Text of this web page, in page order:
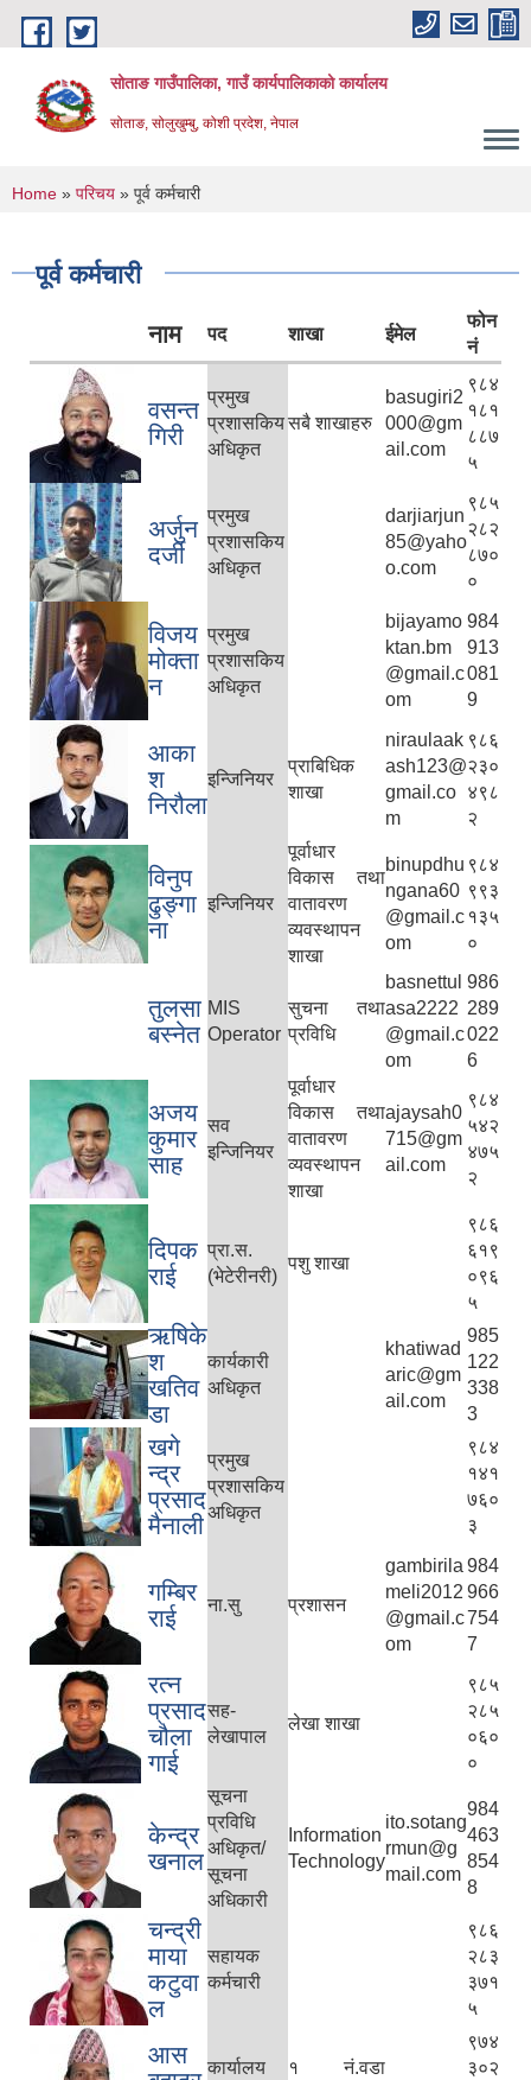
Skip to main content
सोताङ गाउँपालिका, गाउँ कार्यपालिकाको कार्यालय
सोताङ, सोलुखुम्बु, कोशी प्रदेश, नेपाल
You are here
Home » परिचय » पूर्व कर्मचारी
पूर्व कर्मचारी
नाम पद शाखा ईमेल
फोन
नं
वसन्त
गिरी
प्रमुख
प्रशासकिय
अधिकृत
सबै शाखाहरु
basugiri2
000@gm
ail.com
९८४
१८१
८८७
५
अर्जुन
दर्जी
प्रमुख
प्रशासकिय
अधिकृत
darjiarjun
85@yaho
o.com
९८५
२८२
८७०
०
विजय
मोक्ता
न
प्रमुख
प्रशासकिय
अधिकृत
bijayamo
ktan.bm
@gmail.c
om
984
913
081
9
आका
श
निरौला
इन्जिनियर
प्राबिधिक
शाखा
niraulaak
ash123@
gmail.co
m
९८६
२३०
४९८
२
विनुप
ढुङ्गा
ना
इन्जिनियर
पूर्वाधार
विकास तथा
वातावरण
व्यवस्थापन
शाखा
binupdhu
ngana60
@gmail.c
om
९८४
९९३
१३५
०
तुलसा
बस्नेत
MIS
Operator
सुचना तथा
प्रविधि
basnettul
asa2222
@gmail.c
om
986
289
022
6
अजय
कुमार
साह
सव
इन्जिनियर
पूर्वाधार
विकास तथा
वातावरण
व्यवस्थापन
शाखा
ajaysah0
715@gm
ail.com
९८४
५४२
४७५
२
दिपक
राई
प्रा.स.
(भेटेरीनरी)
पशु शाखा
९८६
६१९
०९६
५
ऋषिके
श
खतिव
डा
कार्यकारी
अधिकृत
khatiwad
aric@gm
ail.com
985
122
338
3
खगे
न्द्र
प्रसाद
मैनाली
प्रमुख
प्रशासकिय
अधिकृत
९८४
१४१
७६०
३
गम्बिर
राई
ना.सु प्रशासन
gambirila
meli2012
@gmail.c
om
984
966
754
7
रत्न
प्रसाद
चौला
गाई
सह-
लेखापाल
लेखा शाखा
९८५
२८५
०६०
०
केन्द्र
खनाल
सूचना
प्रविधि
अधिकृत/
सूचना
अधिकारी
Information
Technology
ito.sotang
rmun@g
mail.com
984
463
854
8
चन्द्री
माया
कटुवा
ल
सहायक
कर्मचारी
९८६
२८३
३७१
५
आस
कार्यालय
१ नं.वडा
९७४
३०२